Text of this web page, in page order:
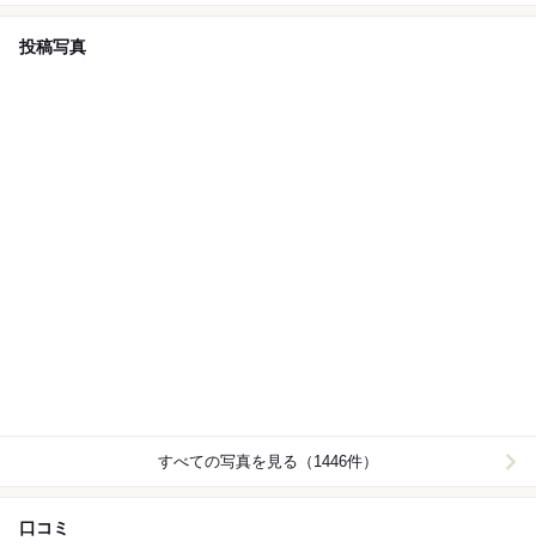
投稿写真
すべての写真を見る（1446件）
口コミ